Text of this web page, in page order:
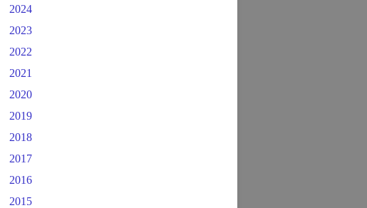
2024
2023
2022
2021
2020
2019
2018
2017
2016
2015